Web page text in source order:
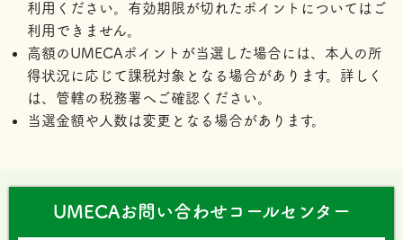
利用ください。有効期限が切れたポイントについてはご
利用できません。
高額のUMECAポイントが当選した場合には、本人の所
得状況に応じて課税対象となる場合があります。詳しく
は、管轄の税務署へご確認ください。
当選金額や人数は変更となる場合があります。
UMECAお問い合わせコールセンター